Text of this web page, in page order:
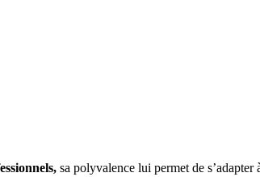
sa polyvalence lui permet de s’adapter